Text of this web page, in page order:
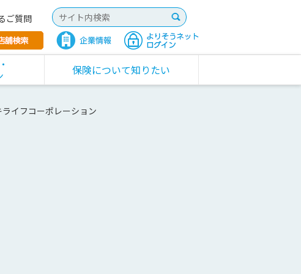
ご質問
保険について知りたい
イフコーポレーション